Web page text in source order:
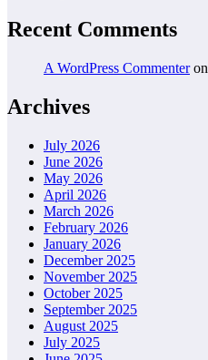
Recent Comments
A WordPress Commenteron
Archives
July 2026
June 2026
May 2026
April 2026
March 2026
February 2026
January 2026
December 2025
November 2025
October 2025
September 2025
August 2025
July 2025